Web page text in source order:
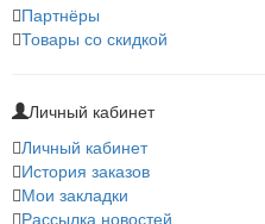
Партнёры
Товары со скидкой
Личный кабинет
Личный кабинет
История заказов
Мои закладки
Рассылка новостей